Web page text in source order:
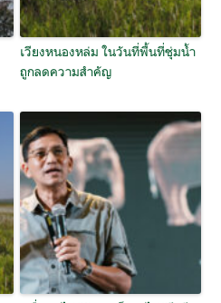
เวียงหนองหล่ม ในวันที่พื้นที่ชุ่มน้ำ
ถูกลดความสำคัญ